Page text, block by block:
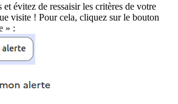
et évitez de ressaisir les critères de votre
visite ! Pour cela, cliquez sur le bouton
» :